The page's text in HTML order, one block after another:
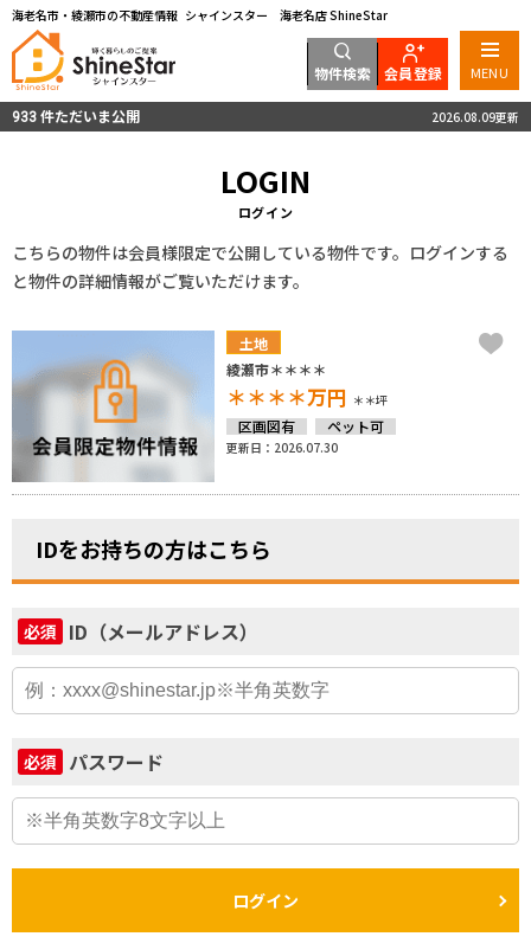
海老名市・綾瀬市の不動産情報 シャインスター 海老名店 ShineStar
物件検索 会員登録 MENU
933 件ただいま公開 2026.08.09更新
LOGIN
ログイン
こちらの物件は会員様限定で公開している物件です。ログインする
と物件の詳細情報がご覧いただけます。
土地
綾瀬市＊＊＊＊
＊＊＊＊万円 ＊＊坪
区画図有 ペット可
更新日：2026.07.30
IDをお持ちの方はこちら
必須 ID（メールアドレス）
必須 パスワード
ログイン